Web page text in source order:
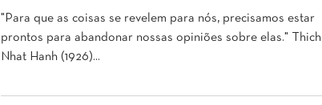
"Para que as coisas se revelem para nós, precisamos estar
prontos para abandonar nossas opiniões sobre elas." Thich
Nhat Hanh (1926)...